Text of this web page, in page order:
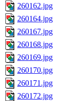
260162.jpg
260164.jpg
260167.jpg
260168.jpg
260169.jpg
260170.jpg
260171.jpg
260172.jpg